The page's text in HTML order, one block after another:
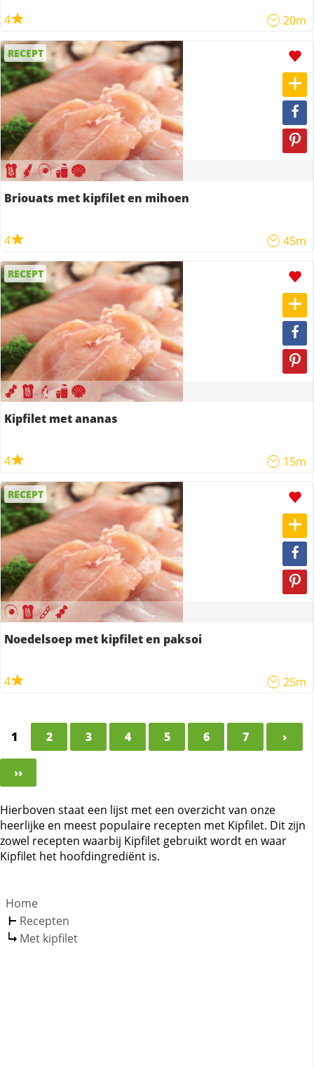
4 20m
RECEPT
Briouats met kipfilet en mihoen
4 45m
RECEPT
Kipfilet met ananas
4 15m
RECEPT
Noedelsoep met kipfilet en paksoi
4 25m
1 2 3 4 5 6 7 ›
››
Hierboven staat een lijst met een overzicht van onze
heerlijke en meest populaire recepten met Kipfilet. Dit zijn
zowel recepten waarbij Kipfilet gebruikt wordt en waar
Kipfilet het hoofdingrediënt is.
Home
Recepten
Met kipfilet